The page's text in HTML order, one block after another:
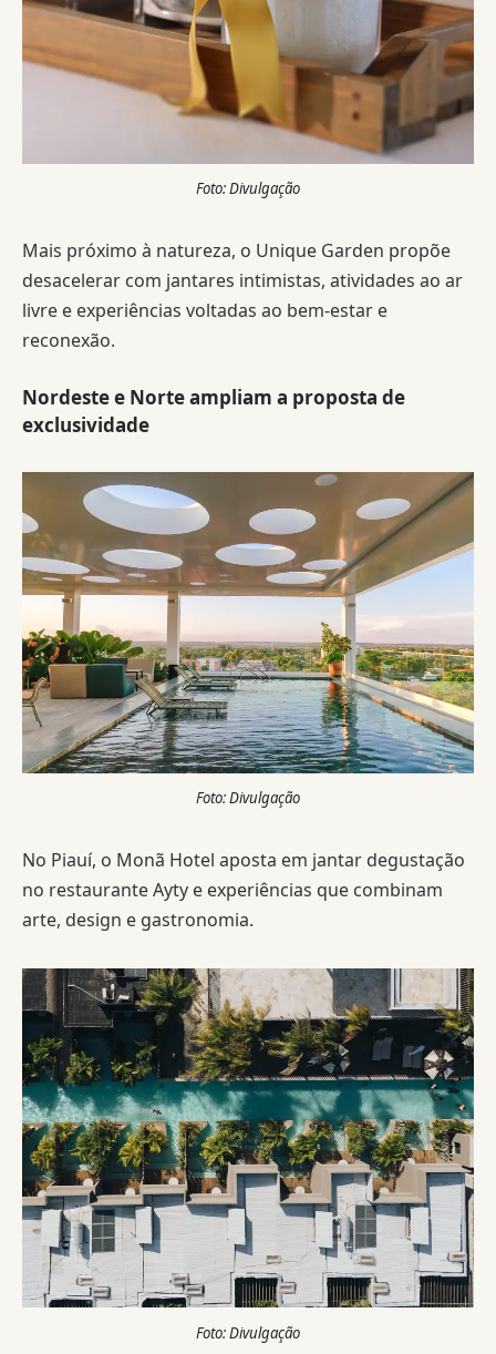
Foto: Divulgação
Mais próximo à natureza, o Unique Garden propõe
desacelerar com jantares intimistas, atividades ao ar
livre e experiências voltadas ao bem-estar e
reconexão.
Nordeste e Norte ampliam a proposta de
exclusividade
Foto: Divulgação
No Piauí, o Monã Hotel aposta em jantar degustação
no restaurante Ayty e experiências que combinam
arte, design e gastronomia.
Foto: Divulgação